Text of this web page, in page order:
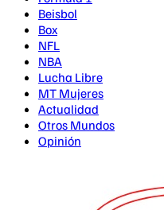
Beisbol
Box
NFL
NBA
Lucha Libre
MT Mujeres
Actualidad
Otros Mundos
Opinión